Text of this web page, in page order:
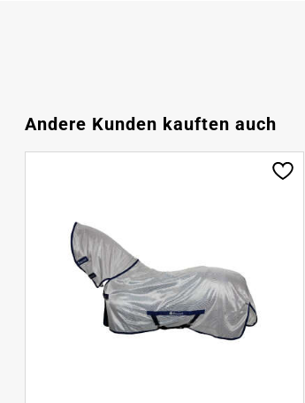
Produktgalerie überspringen
Andere Kunden kauften auch